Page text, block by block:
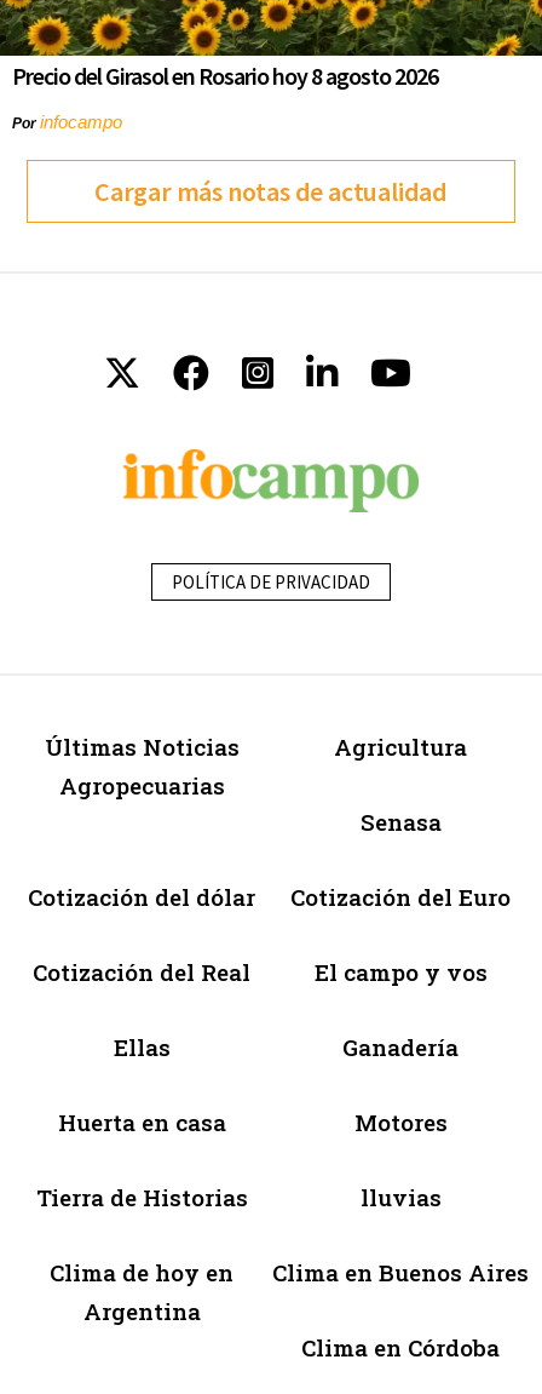
Precio del Girasol en Rosario hoy 8 agosto 2026
Porinfocampo
Cargar más notas de actualidad
POLÍTICA DE PRIVACIDAD
Últimas Noticias
Agropecuarias
Agricultura
Senasa
Cotización del dólar Cotización del Euro
Cotización del Real El campo y vos
Ellas Ganadería
Huerta en casa Motores
Tierra de Historias lluvias
Clima de hoy en
Argentina
Clima en Buenos Aires
Clima en Córdoba